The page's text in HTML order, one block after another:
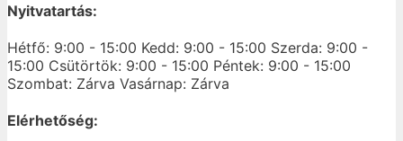
Nyitvatartás:
Hétfő: 9:00 - 15:00 Kedd: 9:00 - 15:00 Szerda: 9:00 -
15:00 Csütörtök: 9:00 - 15:00 Péntek: 9:00 - 15:00
Szombat: Zárva Vasárnap: Zárva
Elérhetőség: